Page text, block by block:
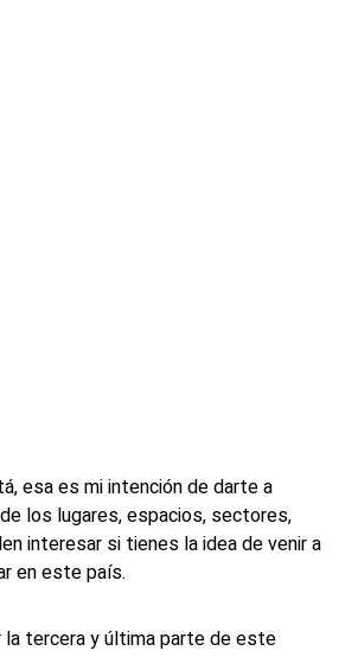
esa es mi intención de darte a
los lugares, espacios, sectores,
interesar si tienes la idea de venir a
en este país.
tercera y última parte de este